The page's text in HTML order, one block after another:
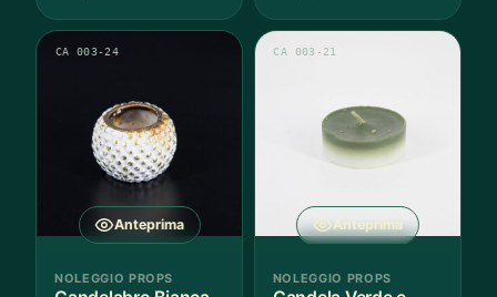
Anteprima
CA 003-24
NOLEGGIO PROPS
Anteprima
CA 003-21
NOLEGGIO PROPS